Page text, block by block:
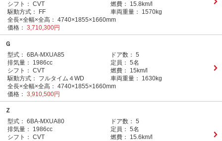
シフト： CVT 燃費：
15.8km/l
駆動方式：
FF 車両重量：
1570kg
全長×全幅×全高： 4740×1855×1660mm
価格： 3,710,300円
Ｇ
型式： 6BA-MXUA85 ドア数： 5
排気量：
1986cc 定員： 5名
シフト： CVT 燃費：
15km/l
駆動方式：
フルタイム４WD 車両重量：
1630kg
全長×全幅×全高： 4740×1855×1660mm
価格： 3,910,500円
Ｚ
型式： 6BA-MXUA80 ドア数： 5
排気量：
1986cc 定員： 5名
シフト： CVT 燃費：
15.6km/l